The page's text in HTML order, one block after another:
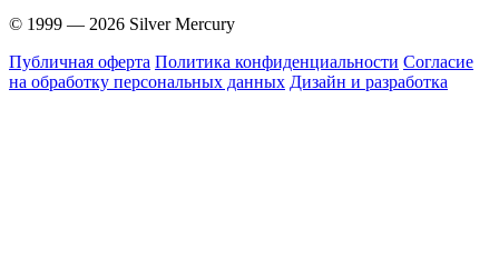
© 1999 — 2026 Silver Mercury
Публичная оферта Политика конфиденциальности Согласие
на обработку персональных данных Дизайн и разработка